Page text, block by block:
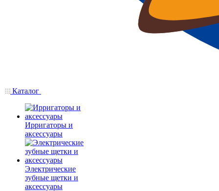
Каталог
Ирригаторы и
аксессуары
Электрические
зубные щетки и
аксессуары